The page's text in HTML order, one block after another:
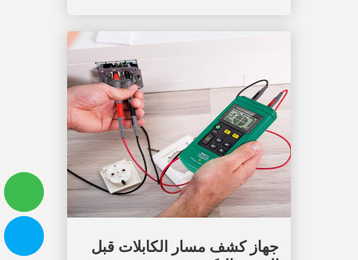
جهاز كشف مسار الكابلات قبل